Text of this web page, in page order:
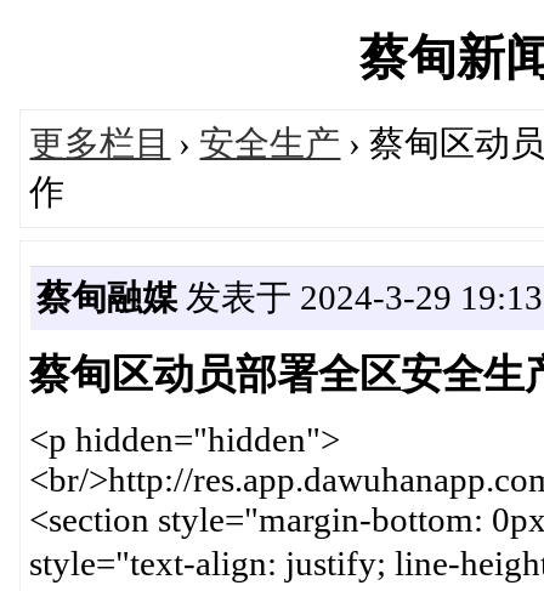
蔡甸新
更多栏目 › 安全生产 › 蔡甸区动
作
蔡甸融媒 发表于 2024-3-29
蔡甸区动员部署全区安全
<p hidden="hidden">
<br/>http://
<section style="margin-bottom:
style="text-align: justify; line-